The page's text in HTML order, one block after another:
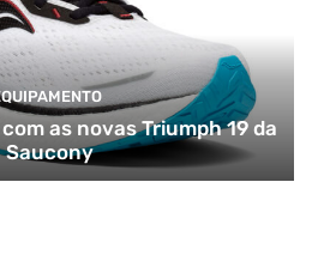
as novas Triumph 19 da
Saucony